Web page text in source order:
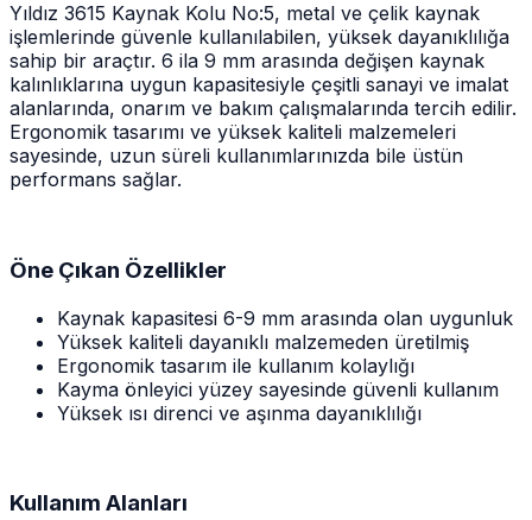
Yıldız 3615 Kaynak Kolu No:5, metal ve çelik kaynak
işlemlerinde güvenle kullanılabilen, yüksek dayanıklılığa
sahip bir araçtır. 6 ila 9 mm arasında değişen kaynak
kalınlıklarına uygun kapasitesiyle çeşitli sanayi ve imalat
alanlarında, onarım ve bakım çalışmalarında tercih edilir.
Ergonomik tasarımı ve yüksek kaliteli malzemeleri
sayesinde, uzun süreli kullanımlarınızda bile üstün
performans sağlar.
Öne Çıkan Özellikler
Kaynak kapasitesi 6-9 mm arasında olan uygunluk
Yüksek kaliteli dayanıklı malzemeden üretilmiş
Ergonomik tasarım ile kullanım kolaylığı
Kayma önleyici yüzey sayesinde güvenli kullanım
Yüksek ısı direnci ve aşınma dayanıklılığı
Kullanım Alanları